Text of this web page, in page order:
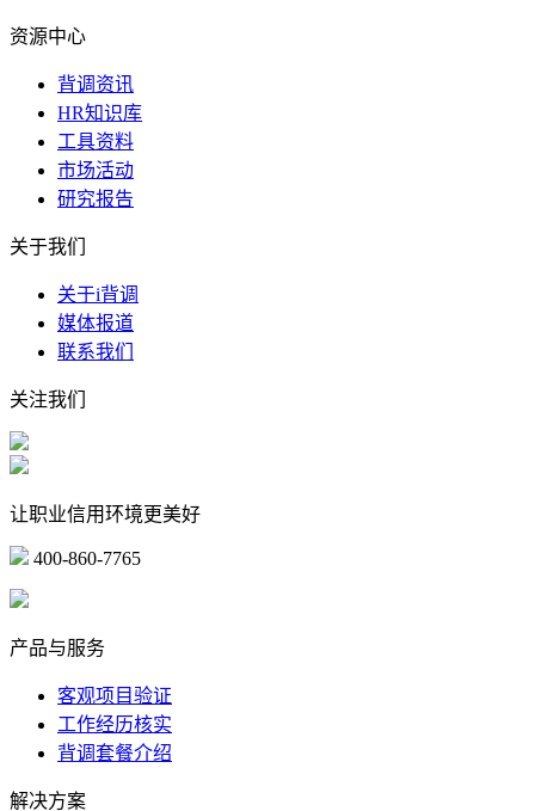
资源中心
背调资讯
HR知识库
工具资料
市场活动
研究报告
关于我们
关于i背调
媒体报道
联系我们
关注我们
让职业信用环境更美好
400-860-7765
产品与服务
客观项目验证
工作经历核实
背调套餐介绍
解决方案